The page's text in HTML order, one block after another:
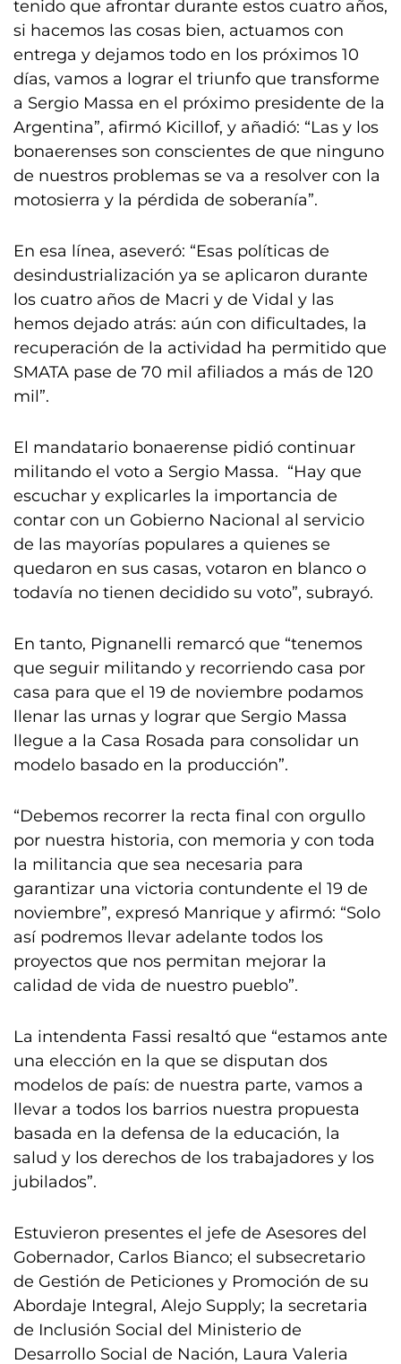
tenido que afrontar durante estos cuatro años,
si hacemos las cosas bien, actuamos con
entrega y dejamos todo en los próximos 10
días, vamos a lograr el triunfo que transforme
a Sergio Massa en el próximo presidente de la
Argentina”, afirmó Kicillof, y añadió: “Las y los
bonaerenses son conscientes de que ninguno
de nuestros problemas se va a resolver con la
motosierra y la pérdida de soberanía”.
En esa línea, aseveró: “Esas políticas de
desindustrialización ya se aplicaron durante
los cuatro años de Macri y de Vidal y las
hemos dejado atrás: aún con dificultades, la
recuperación de la actividad ha permitido que
SMATA pase de 70 mil afiliados a más de 120
mil”.
El mandatario bonaerense pidió continuar
militando el voto a Sergio Massa. “Hay que
escuchar y explicarles la importancia de
contar con un Gobierno Nacional al servicio
de las mayorías populares a quienes se
quedaron en sus casas, votaron en blanco o
todavía no tienen decidido su voto”, subrayó.
En tanto, Pignanelli remarcó que “tenemos
que seguir militando y recorriendo casa por
casa para que el 19 de noviembre podamos
llenar las urnas y lograr que Sergio Massa
llegue a la Casa Rosada para consolidar un
modelo basado en la producción”.
“Debemos recorrer la recta final con orgullo
por nuestra historia, con memoria y con toda
la militancia que sea necesaria para
garantizar una victoria contundente el 19 de
noviembre”, expresó Manrique y afirmó: “Solo
así podremos llevar adelante todos los
proyectos que nos permitan mejorar la
calidad de vida de nuestro pueblo”.
La intendenta Fassi resaltó que “estamos ante
una elección en la que se disputan dos
modelos de país: de nuestra parte, vamos a
llevar a todos los barrios nuestra propuesta
basada en la defensa de la educación, la
salud y los derechos de los trabajadores y los
jubilados”.
Estuvieron presentes el jefe de Asesores del
Gobernador, Carlos Bianco; el subsecretario
de Gestión de Peticiones y Promoción de su
Abordaje Integral, Alejo Supply; la secretaria
de Inclusión Social del Ministerio de
Desarrollo Social de Nación, Laura Valeria